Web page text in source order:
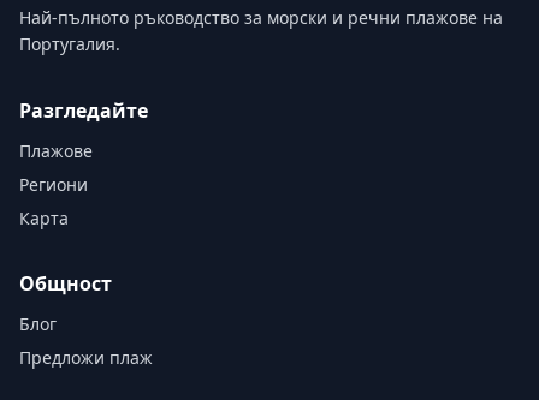
Най-пълното ръководство за морски и речни плажове на
Португалия.
Разгледайте
Плажове
Региони
Карта
Общност
Блог
Предложи плаж